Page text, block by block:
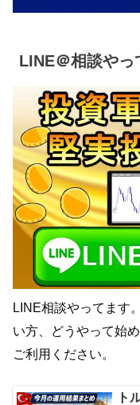
LINE＠相談やっ
LINE相談やってます
い方、どうやって始
ご利用ください。
ト